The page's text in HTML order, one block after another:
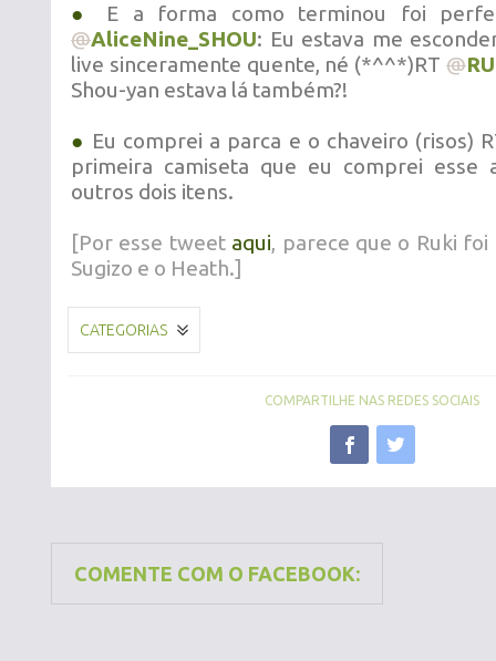
●
E a forma como terminou foi
@AliceNine_SHOU: Eu estava me
live sinceramente quente, né (*^^*)RT@
Shou-yan estava lá também?!
● Eu comprei a parca e o chaveiro (risos)
primeira camiseta que eu comprei esse
outros dois itens.
[Por esse tweet aqui, parece que o Ruki
Sugizo e o Heath.]
CATEGORIAS
COMPARTILHE NAS REDES SOCIAIS
COMENTE COM O FACEBOOK: